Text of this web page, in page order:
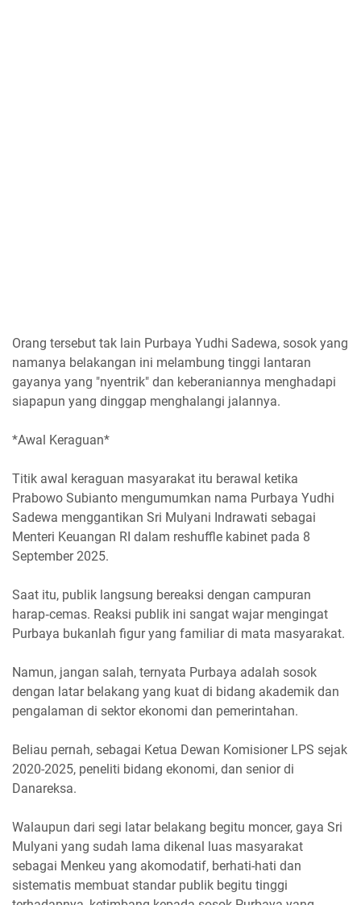
Orang tersebut tak lain Purbaya Yudhi Sadewa, sosok yang
namanya belakangan ini melambung tinggi lantaran
gayanya yang "nyentrik" dan keberaniannya menghadapi
siapapun yang dinggap menghalangi jalannya.
*Awal Keraguan*
Titik awal keraguan masyarakat itu berawal ketika
Prabowo Subianto mengumumkan nama Purbaya Yudhi
Sadewa menggantikan Sri Mulyani Indrawati sebagai
Menteri Keuangan RI dalam reshuffle kabinet pada 8
September 2025.
Saat itu, publik langsung bereaksi dengan campuran
harap‐cemas. Reaksi publik ini sangat wajar mengingat
Purbaya bukanlah figur yang familiar di mata masyarakat.
Namun, jangan salah, ternyata Purbaya adalah sosok
dengan latar belakang yang kuat di bidang akademik dan
pengalaman di sektor ekonomi dan pemerintahan.
Beliau pernah, sebagai Ketua Dewan Komisioner LPS sejak
2020-2025, peneliti bidang ekonomi, dan senior di
Danareksa.
Walaupun dari segi latar belakang begitu moncer, gaya Sri
Mulyani yang sudah lama dikenal luas masyarakat
sebagai Menkeu yang akomodatif, berhati-hati dan
sistematis membuat standar publik begitu tinggi